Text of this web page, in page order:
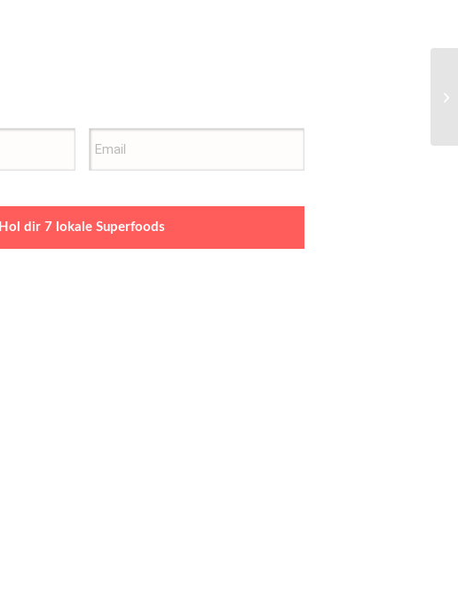
Hol dir 7 lokale Superfoods